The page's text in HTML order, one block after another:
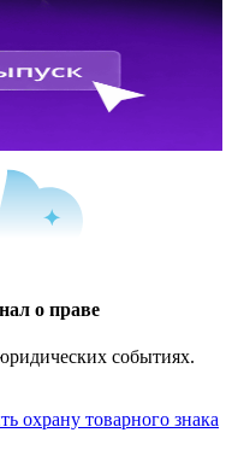
о праве
событиях.
охрану товарного знака